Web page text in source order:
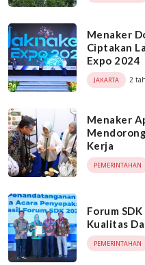
Menaker
Ciptakan
Expo 2024
JAKARTA 2
Menaker
Kerja
PEMERINTAHAN
Forum
Kualitas
PEMERINTAHAN